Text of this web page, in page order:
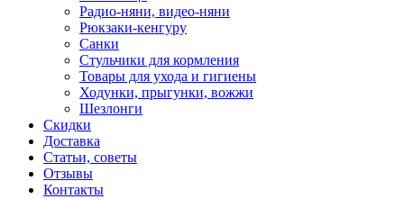
Радио-няни, видео-няни
Рюкзаки-кенгуру
Санки
Стульчики для кормления
Товары для ухода и гигиены
Ходунки, прыгунки, вожжи
Шезлонги
Скидки
Доставка
Статьи, советы
Отзывы
Контакты